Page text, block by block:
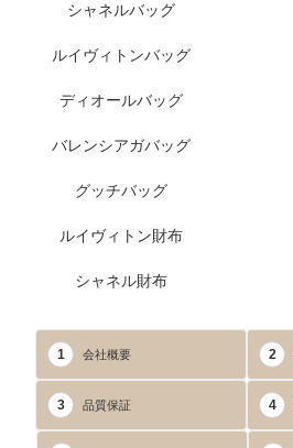
シャネルバッグ
ルイヴィトンバッグ
ディオールバッグ
バレンシアガバッグ
グッチバッグ
ルイヴィトン財布
シャネル財布
1 会社概要 2
3 品質保証 4